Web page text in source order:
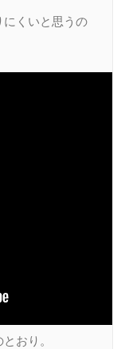
にくいと思うの
おり。